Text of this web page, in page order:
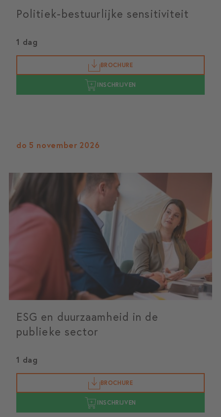
Politiek-bestuurlijke sensitiviteit
1 dag
BROCHURE
INSCHRIJVEN
do 5 november 2026
ESG en duurzaamheid in de
publieke sector
1 dag
BROCHURE
INSCHRIJVEN